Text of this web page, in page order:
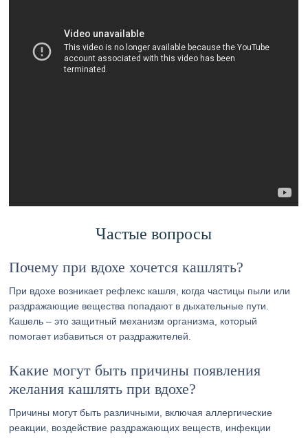
Частые вопросы
Почему при вдохе хочется кашлять?
При вдохе возникает рефлекс кашля, когда частицы пыли или
раздражающие вещества попадают в дыхательные пути.
Кашель – это защитный механизм организма, который
помогает избавиться от раздражителей.
Какие могут быть причины появления
желания кашлять при вдохе?
Причины могут быть различными, включая аллергические
реакции, воздействие раздражающих веществ, инфекции